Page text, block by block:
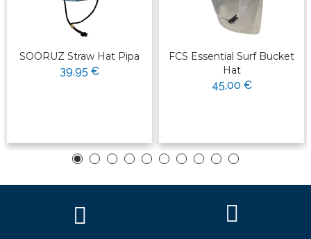
SOORUZ Straw Hat Pipa
39,95 €
FCS Essential Surf Bucket
Hat
45,00 €